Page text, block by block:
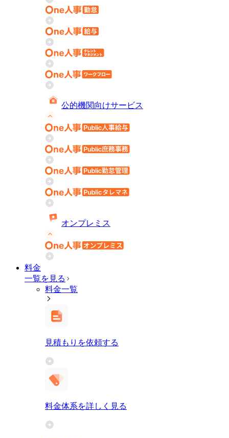
公的機関向けサービス
オンプレミス
料金
一覧を見る
料金一覧
見積もりを依頼する
料金体系を詳しく見る